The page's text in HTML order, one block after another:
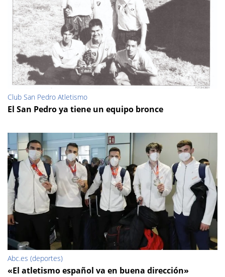
Club San Pedro Atletismo
El San Pedro ya tiene un equipo bronce
Abc.es (deportes)
«El atletismo español va en buena dirección»